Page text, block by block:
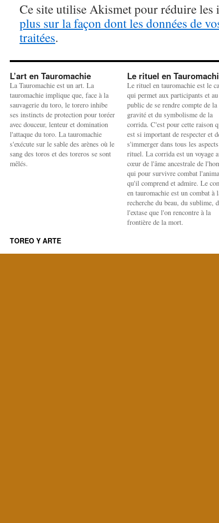
Ce site utilise Akismet pour réduire les
plus sur la façon dont les données de
traitées.
L’art en Tauromachie
La Tauromachie est un art. La
tauromachie implique que, face à la
sauvagerie du toro, le torero inhibe
ses instincts de protection pour toréer
avec douceur, lenteur et domination
l'attaque du toro. La tauromachie
s'exécute sur le sable des arènes où le
sang des toros et des toreros se sont
mêlés.
Le rituel en
Le rituel en tauromachie est le
qui permet aux participants et au
public de se rendre compte de la
gravité et du symbolisme de la
corrida. C'est pour cette raison
est si important de respecter et
s'immerger dans tous les
rituel. La corrida est un voyage
cœur de l'âme ancestrale de
qui pour survivre combat
qu'il comprend et admire. Le
en tauromachie est un combat à
recherche du beau, du sublime,
l'extase que l'on rencontre à la
frontière de la mort.
TOREO Y ARTE